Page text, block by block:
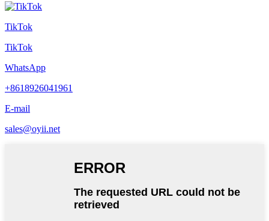
TikTok
TikTok
WhatsApp
+8618926041961
E-mail
sales@oyii.net